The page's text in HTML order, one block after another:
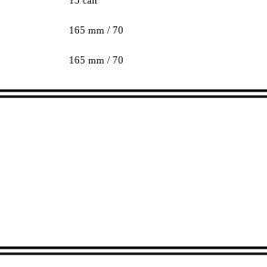
165 mm / 70
165 mm / 70